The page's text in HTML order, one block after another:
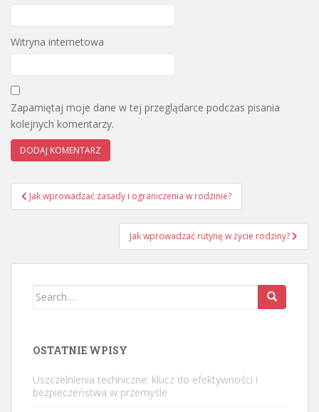
Witryna internetowa
Zapamiętaj moje dane w tej przeglądarce podczas pisania
kolejnych komentarzy.
Nawigacja
wpisu
Jak wprowadzać zasady i ograniczenia w rodzinie?
Jak wprowadzać rutynę w życie rodziny?
Search
OSTATNIE WPISY
Uszczelnienia techniczne: klucz do efektywności i
bezpieczeństwa w przemyśle